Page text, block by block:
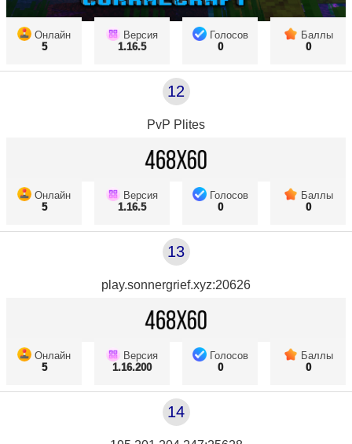
Онлайн
5
Версия
1.16.5
Голосов
0
Баллы
0
12
PvP Plites
Онлайн
5
Версия
1.16.5
Голосов
0
Баллы
0
13
play.sonnergrief.xyz:20626
Онлайн
5
Версия
1.16.200
Голосов
0
Баллы
0
14